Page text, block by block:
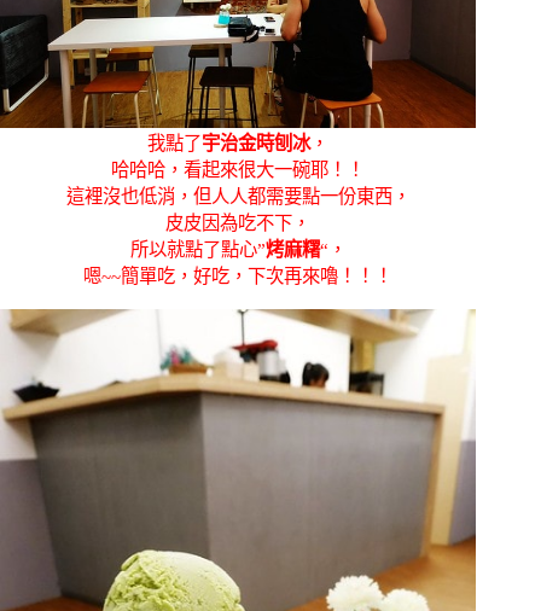
我點了宇治金時刨冰，
哈哈哈，看起來很大一碗耶！！
這裡沒也低消，但人人都需要點一份東西，
皮皮因為吃不下，
所以就點了點心”烤麻糬“，
嗯~~簡單吃，好吃，下次再來嚕！！！